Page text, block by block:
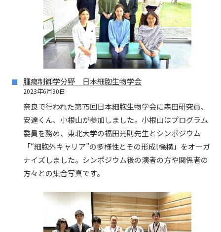
腫瘍制御学分野 日本細胞生物学会
2023年6月30日
奈良で行われた第75回日本細胞生物学会に森田研究員、
安達くん、小根山が参加しました。小根山はプログラム
委員を務め、東北大学の福田光則先生とシンポジウム
「“細胞外キャリア”の多様性とその形成l機構」をオーガ
ナイズしました。シンポジウム後の演者の方や関係者の
方々との集合写真です。